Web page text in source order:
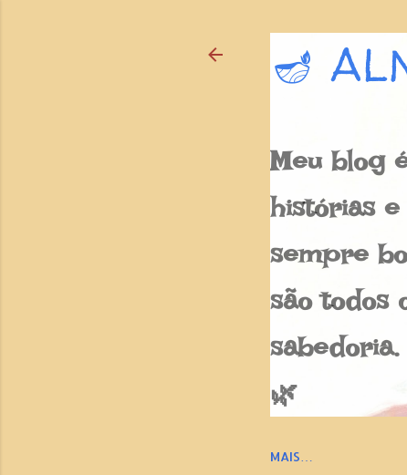
🪔
Meu blog
histórias e
sempre
são todos
🌿
MAIS…